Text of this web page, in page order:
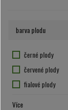
žluto-oranžový květ
barva plodu
černé plody
červené plody
fialové plody
Více